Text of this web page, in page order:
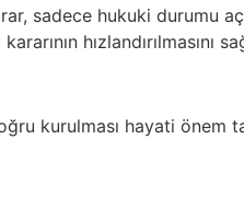
sadece hukuki durumu
hızlandırılmasını
kurulması hayati önem